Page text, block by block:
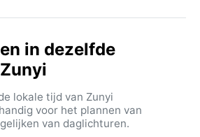
in dezelfde
lokale tijd van Zunyi
voor het plannen van
van daglichturen.